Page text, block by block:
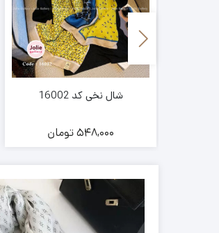
شال نخی کد 16002
548,000تومان